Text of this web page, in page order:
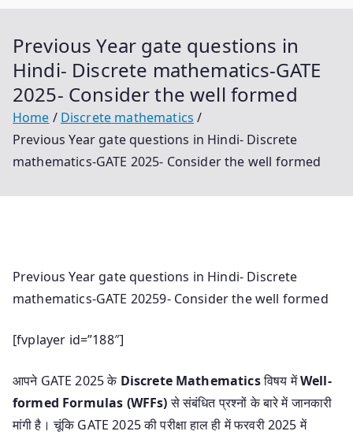
Previous Year gate questions in
Hindi- Discrete mathematics-GATE
2025- Consider the well formed
Home
Discrete mathematics
Previous Year gate questions in Hindi- Discrete
mathematics-GATE 2025- Consider the well formed
Previous Year gate questions in Hindi- Discrete
mathematics-GATE 20259- Consider the well formed
[fvplayer id=”188″]
आपने GATE 2025 के Discrete Mathematicsविषय मेंWell-
formed Formulas (WFFs)से संबंधित प्रश्नों के बारे में जानकारी
मांगी है। चूंकि GATE 2025 की परीक्षा हाल ही में फरवरी 2025 में